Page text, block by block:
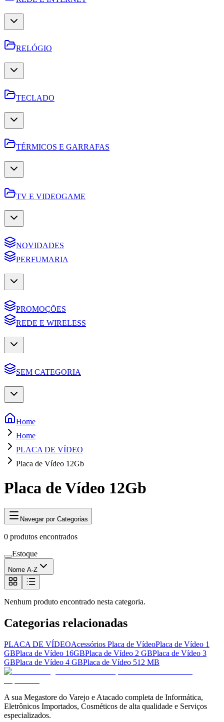
RELÓGIO
TECLADO
TÉRMICOS E GARRAFAS
TV E VIDEOGAME
NOVIDADES
PERFUMARIA
PROMOÇÕES
REDE E WIRELESS
SEM CATEGORIA
Home
Home
PLACA DE VÍDEO
Placa de Vídeo 12Gb
Placa de Vídeo 12Gb
Navegar por Categorias
0 produtos encontrados
Estoque
Nome A-Z
Nenhum produto encontrado nesta categoria.
Categorias relacionadas
PLACA DE VÍDEOAcessórios Placa de VídeoPlaca de Vídeo 1
GBPlaca de Vídeo 16GBPlaca de Vídeo 2 GBPlaca de Vídeo 3
GBPlaca de Vídeo 4 GBPlaca de Vídeo 512 MB
A sua Megastore do Varejo e Atacado completa de Informática,
Eletrônicos Importados, Cosméticos de alta qualidade e Serviços
especializados.